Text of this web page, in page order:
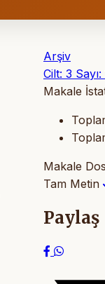
Arşiv
Cilt: 3
Makale
Makale
Tam Metin
Paylaş